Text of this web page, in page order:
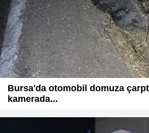
Bursa'da otomobil domuza
kamerada...